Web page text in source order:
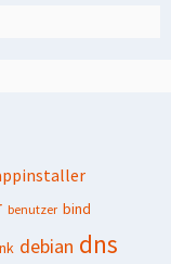
benutzer bind
debian dns